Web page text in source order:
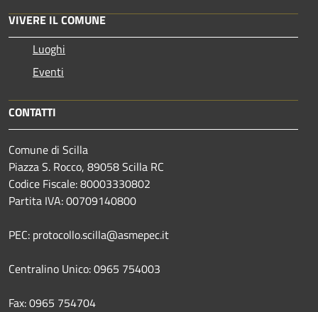
VIVERE IL COMUNE
Luoghi
Eventi
CONTATTI
Comune di Scilla
Piazza S. Rocco, 89058 Scilla RC
Codice Fiscale: 80003330802
Partita IVA: 00709140800
PEC: protocollo.scilla@asmepec.it
Centralino Unico: 0965 754003
Fax: 0965 754704